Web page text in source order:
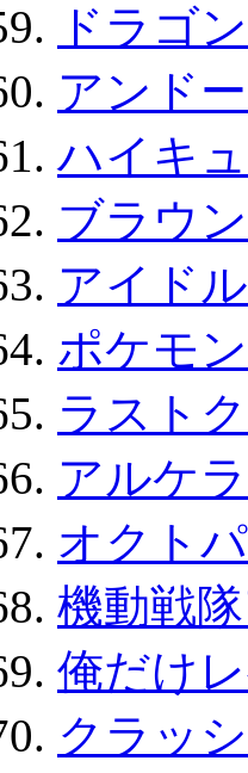
ドラゴ
アンド
ハイキ
ブラウ
アイド
ポケモ
ラスト
アルケ
オクト
機動戦
俺だけ
クラッ